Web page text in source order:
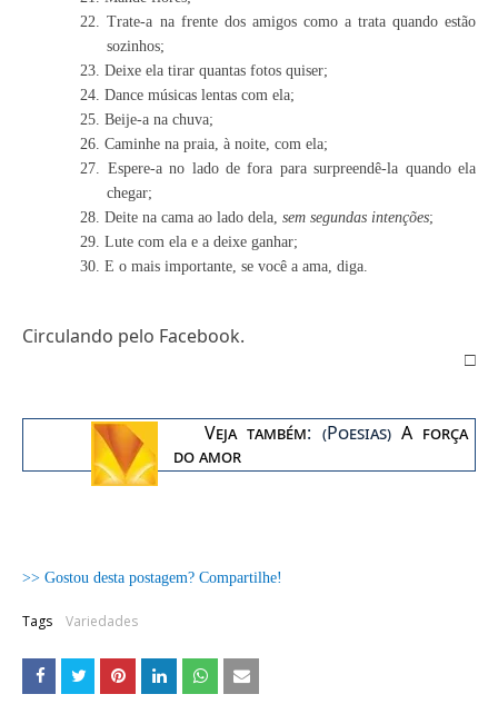
22. Trate-a na frente dos amigos como a trata quando estão
sozinhos;
23. Deixe ela tirar quantas fotos quiser;
24. Dance músicas lentas com ela;
25. Beije-a na chuva;
26. Caminhe na praia, à noite, com ela;
27. Espere-a no lado de fora para surpreendê-la quando ela
chegar;
28. Deite na cama ao lado dela,sem segundas intenções;
29. Lute com ela e a deixe ganhar;
30. E o mais importante, se você a ama, diga.
Circulando pelo Facebook.
□
Veja também: (Poesias)A força
do amor
>> Gostou desta postagem? Compartilhe!
Tags Variedades